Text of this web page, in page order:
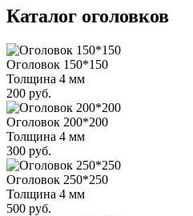
Каталог оголовков
Оголовок 150*150
Толщина 4 мм
200 руб.
Оголовок 200*200
Толщина 4 мм
300 руб.
Оголовок 250*250
Толщина 4 мм
500 руб.